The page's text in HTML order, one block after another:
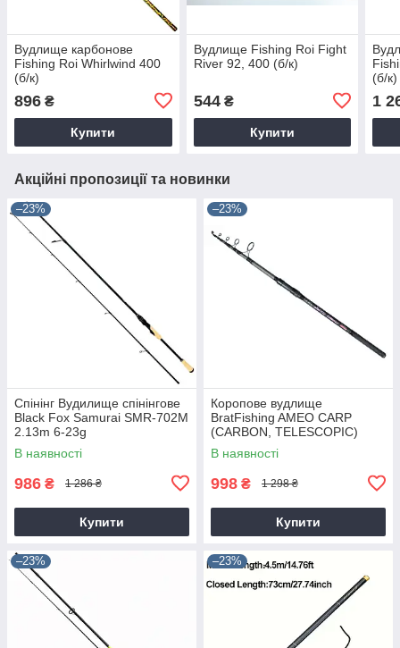
Вудлище карбонове
Fishing Roi Whirlwind 400
(б/к)
896 ₴
Купити
Вудлище Fishing Roi Fight
River 92, 400 (б/к)
544₴
Купити
(б/к)
1
Акційні пропозиції та новинки
–23%
Спінінг Вудилище спінінгове
Black Fox Samurai SMR-702M
2.13m 6-23g
В наявності
986 ₴ 1 286 ₴
Купити
–23%
Коропове вудлище
BratFishing AMEO CARP
(CARBON, TELESCOPIC)
3.00 m / 120-220 g.
В наявності
998 ₴ 1 298 ₴
Купити
–23% –23%